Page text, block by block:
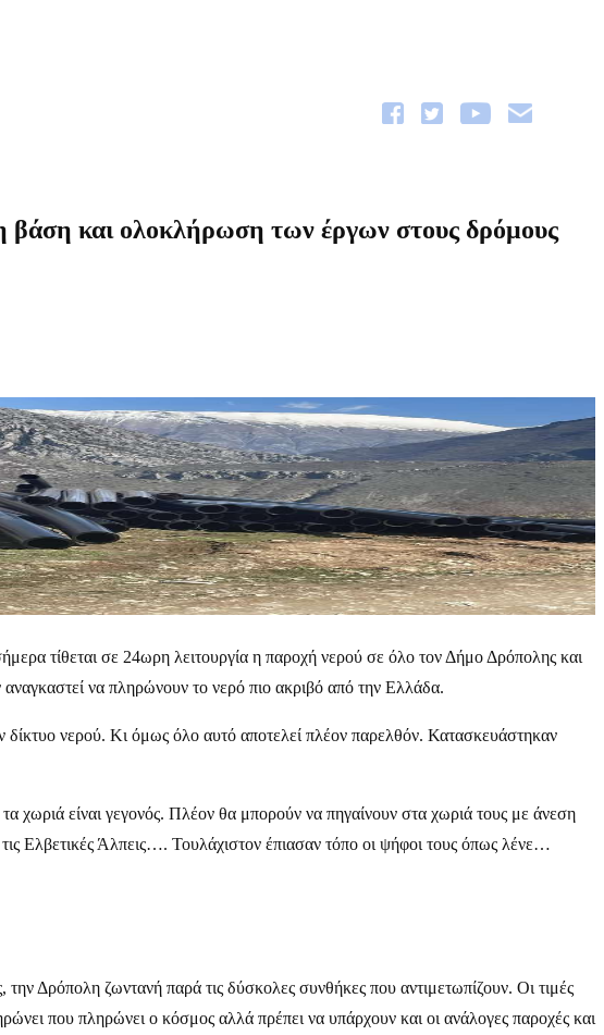
και ολοκλήρωση των έργων στους δρόμους
τίθεται σε 24ωρη λειτουργία η παροχή νερού σε όλο τον Δήμο Δρόπολης και
αναγκαστεί να πληρώνουν το νερό πιο ακριβό από την Ελλάδα.
νερού. Κι όμως όλο αυτό αποτελεί πλέον παρελθόν. Κατασκευάστηκαν
χωριά είναι γεγονός. Πλέον θα μπορούν να πηγαίνουν στα χωριά τους με άνεση
Ελβετικές Άλπεις…. Τουλάχιστον έπιασαν τόπο οι ψήφοι τους όπως λένε…
Δρόπολη ζωντανή παρά τις δύσκολες συνθήκες που αντιμετωπίζουν. Οι τιμές
που πληρώνει ο κόσμος αλλά πρέπει να υπάρχουν και οι ανάλογες παροχές και